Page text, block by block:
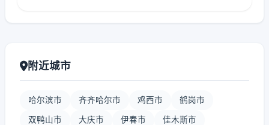
附近城市
哈尔滨市 齐齐哈尔市 鸡西市 鹤岗市
双鸭山市 大庆市 伊春市 佳木斯市